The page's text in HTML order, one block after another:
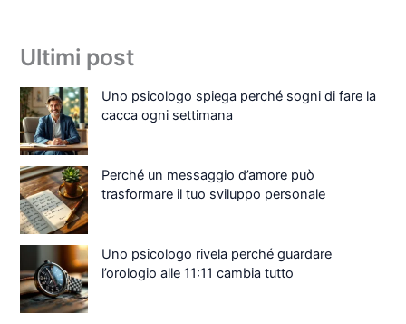
Ultimi post
Uno psicologo spiega perché sogni di fare la
cacca ogni settimana
Perché un messaggio d’amore può
trasformare il tuo sviluppo personale
Uno psicologo rivela perché guardare
l’orologio alle 11:11 cambia tutto